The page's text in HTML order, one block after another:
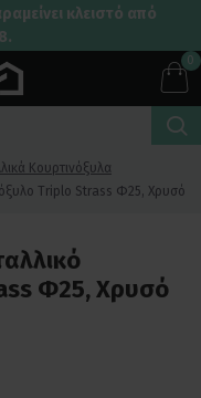
κλειστό από
0
Κουρτινόξυλα
Triplo Strass Φ25, Χρυσό
Φ25, Χρυσό